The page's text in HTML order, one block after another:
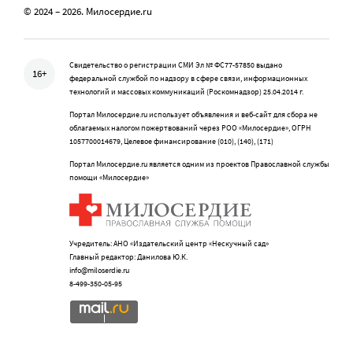
© 2024 – 2026. Милосердие.ru
16+
Свидетельство о регистрации СМИ Эл № ФС77-57850 выдано
федеральной службой по надзору в сфере связи, информационных
технологий и массовых коммуникаций (Роскомнадзор) 25.04.2014 г.
Портал Милосердие.ru использует объявления и веб-сайт для сбора не
облагаемых налогом пожертвований через РОО «Милосердие», ОГРН
1057700014679, Целевое финансирование (010), (140), (171)
Портал Милосердие.ru является одним из проектов Православной службы
помощи «Милосердие»
Учредитель: АНО «Издательский центр «Нескучный сад»
Главный редактор: Данилова Ю.К.
info@miloserdie.ru
8-499-350-05-95